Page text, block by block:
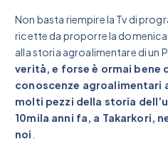
Non basta riempire la Tv di
ricette da proporre la
alla storia agroalimentare di un
verità, e forse è ormai bene
conoscenze agroalimentari
molti pezzi della storia
10mila anni fa, a Takarkori,
noi